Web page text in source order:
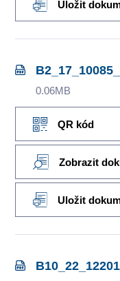
Uložit
0.06MB
QR kód
Zobrazit
Uložit